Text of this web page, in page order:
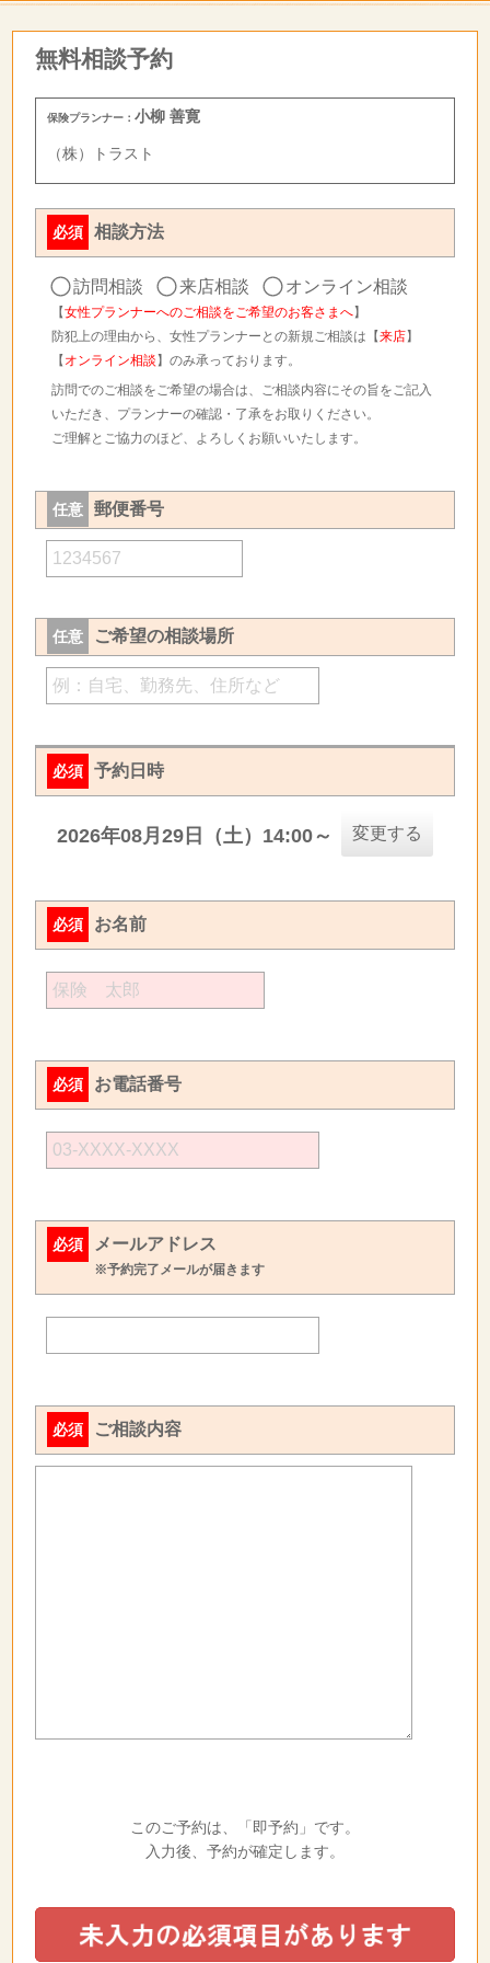
無料相談予約
保険プランナー：小柳 善寛
（株）トラスト
必須 相談方法
訪問相談 来店相談 オンライン相談
【女性プランナーへのご相談をご希望のお客さまへ】
防犯上の理由から、女性プランナーとの新規ご相談は【来店】
【 オンライン相談 】のみ承っております。
訪問でのご相談をご希望の場合は、ご相談内容にその旨をご記入
いただき、プランナーの確認・了承をお取りください。
ご理解とご協力のほど、よろしくお願いいたします。
任意 郵便番号
任意 ご希望の相談場所
必須 予約日時
2026年08月29日（土）14:00～ 変更する
必須 お名前
必須 お電話番号
必須 メールアドレス
※予約完了メールが届きます
必須 ご相談内容
このご予約は、「即予約」です。
入力後、予約が確定します。